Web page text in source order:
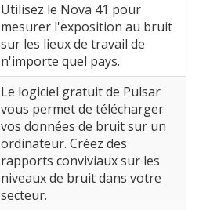
Utilisez le Nova 41 pour
mesurer l'exposition au bruit
sur les lieux de travail de
n'importe quel pays.
Le logiciel gratuit de Pulsar
vous permet de télécharger
vos données de bruit sur un
ordinateur. Créez des
rapports conviviaux sur les
niveaux de bruit dans votre
secteur.